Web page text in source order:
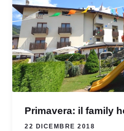
Primavera: il family
22 DICEMBRE 2018